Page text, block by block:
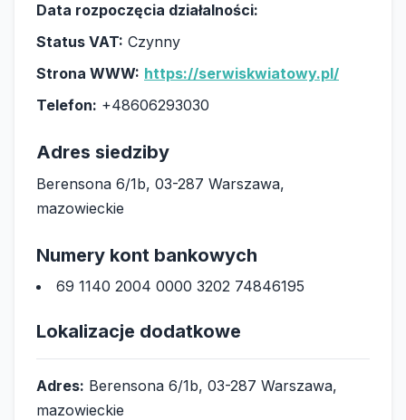
Data rozpoczęcia działalności:
Status VAT: Czynny
Strona WWW: https://serwiskwiatowy.pl/
Telefon: +48606293030
Adres siedziby
Berensona 6/1b, 03-287 Warszawa,
mazowieckie
Numery kont bankowych
69 1140 2004 0000 3202 74846195
Lokalizacje dodatkowe
Adres: Berensona 6/1b, 03-287 Warszawa,
mazowieckie